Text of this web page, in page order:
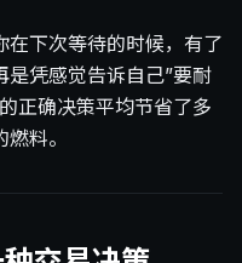
在下次等待的时候，有了
是凭感觉告诉自己”要耐
正确决策平均节省了多
料。